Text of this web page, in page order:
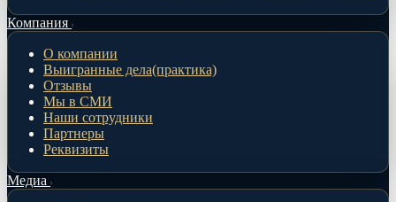
Компания
О компании
Выигранные дела(практика)
Отзывы
Мы в СМИ
Наши сотрудники
Партнеры
Реквизиты
Медиа